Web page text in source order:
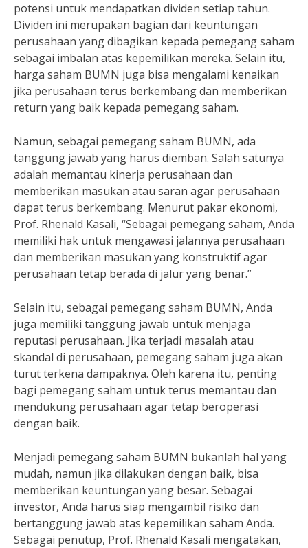
potensi untuk mendapatkan dividen setiap tahun.
Dividen ini merupakan bagian dari keuntungan
perusahaan yang dibagikan kepada pemegang saham
sebagai imbalan atas kepemilikan mereka. Selain itu,
harga saham BUMN juga bisa mengalami kenaikan
jika perusahaan terus berkembang dan memberikan
return yang baik kepada pemegang saham.
Namun, sebagai pemegang saham BUMN, ada
tanggung jawab yang harus diemban. Salah satunya
adalah memantau kinerja perusahaan dan
memberikan masukan atau saran agar perusahaan
dapat terus berkembang. Menurut pakar ekonomi,
Prof. Rhenald Kasali, “Sebagai pemegang saham, Anda
memiliki hak untuk mengawasi jalannya perusahaan
dan memberikan masukan yang konstruktif agar
perusahaan tetap berada di jalur yang benar.”
Selain itu, sebagai pemegang saham BUMN, Anda
juga memiliki tanggung jawab untuk menjaga
reputasi perusahaan. Jika terjadi masalah atau
skandal di perusahaan, pemegang saham juga akan
turut terkena dampaknya. Oleh karena itu, penting
bagi pemegang saham untuk terus memantau dan
mendukung perusahaan agar tetap beroperasi
dengan baik.
Menjadi pemegang saham BUMN bukanlah hal yang
mudah, namun jika dilakukan dengan baik, bisa
memberikan keuntungan yang besar. Sebagai
investor, Anda harus siap mengambil risiko dan
bertanggung jawab atas kepemilikan saham Anda.
Sebagai penutup, Prof. Rhenald Kasali mengatakan,